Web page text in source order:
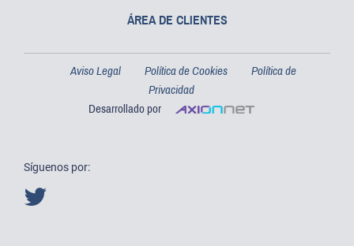
ÁREA DE CLIENTES
Aviso Legal Política de Cookies
Política de
Privacidad
Desarrollado por
Síguenos por: